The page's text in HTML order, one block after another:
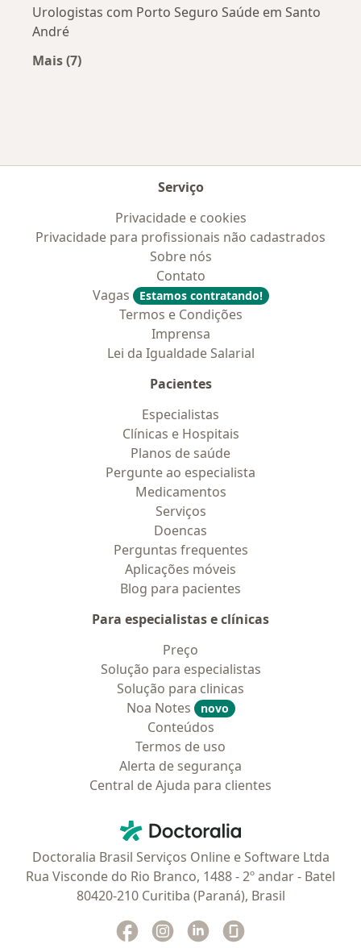
Urologistas com Porto Seguro Saúde em Santo
André
Mais (7)
Serviço
Privacidade e cookies
Privacidade para profissionais não cadastrados
Sobre nós
Contato
Vagas
Estamos contratando!
Termos e Condições
Imprensa
Lei da Igualdade Salarial
Pacientes
Especialistas
Clínicas e Hospitais
Planos de saúde
Pergunte ao especialista
Medicamentos
Serviços
Doencas
Perguntas frequentes
Aplicações móveis
Blog para pacientes
Para especialistas e clínicas
Preço
Solução para especialistas
Solução para clinicas
Noa Notes
novo
Conteúdos
Termos de uso
Alerta de segurança
Central de Ajuda para clientes
Doctoralia - Homepage
Doctoralia Brasil Serviços Online e Software Ltda
Rua Visconde do Rio Branco, 1488 - 2º andar - Batel
80420-210 Curitiba (Paraná), Brasil
Facebook
abre num novo separador
Instagram
abre num novo separador
Linkedin
abre num novo